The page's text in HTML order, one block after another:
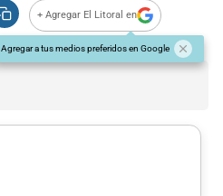
+ Agregar El Litoral en
Agregar a tus medios preferidos en Google